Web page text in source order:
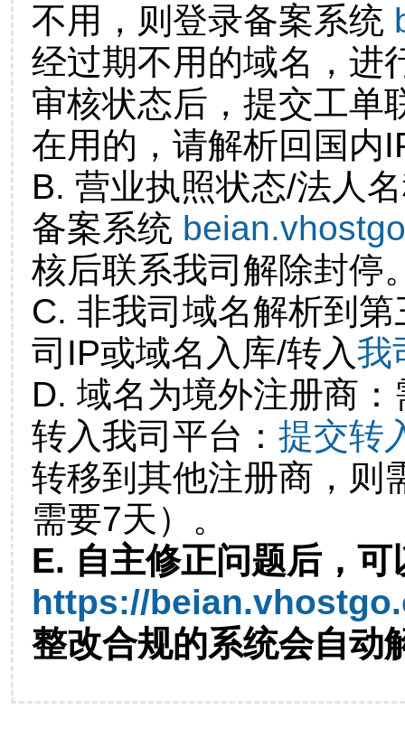
不用，则登录备案系统
经过期不用的域名，进
审核状态后，提交工单
在用的，请解析回国内
B. 营业执照状态/法人
备案系统
核后联系我司解除封停
C. 非我司域名解析到
司IP或域名入库/转入我
D. 域名为境外注册商
转入我司平台： 提交转
转移到其他注册商，则
需要7天）。
E. 自主修正问题后，可
https://
整改合规的系统会自动